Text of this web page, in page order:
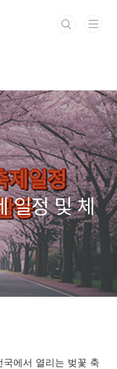
일정 및 체
에서 열리는 벚꽃 축